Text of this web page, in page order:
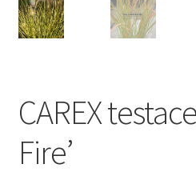
CAREX
Fire’